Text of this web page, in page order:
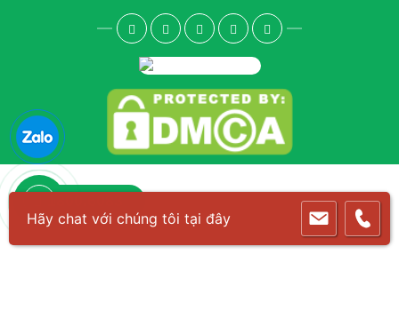
Hãy chat với chúng tôi tại đây